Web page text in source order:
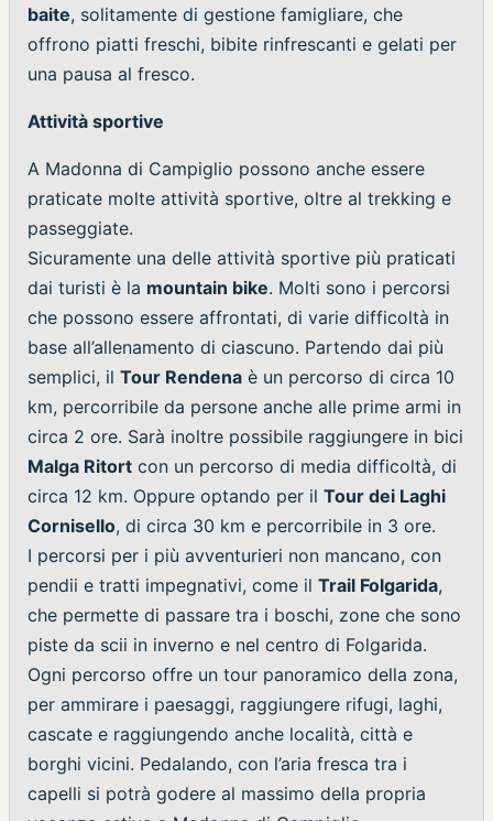
baite, solitamente di gestione famigliare, che
offrono piatti freschi, bibite rinfrescanti e gelati per
una pausa al fresco.
Attività sportive
A Madonna di Campiglio possono anche essere
praticate molte attività sportive, oltre al trekking e
passeggiate.
Sicuramente una delle attività sportive più praticati
dai turisti è la mountain bike. Molti sono i percorsi
che possono essere affrontati, di varie difficoltà in
base all’allenamento di ciascuno. Partendo dai più
semplici, il Tour Rendena è un percorso di circa 10
km, percorribile da persone anche alle prime armi in
circa 2 ore. Sarà inoltre possibile raggiungere in bici
Malga Ritort con un percorso di media difficoltà, di
circa 12 km. Oppure optando per il Tour dei Laghi
Cornisello, di circa 30 km e percorribile in 3 ore.
I percorsi per i più avventurieri non mancano, con
pendii e tratti impegnativi, come il Trail Folgarida,
che permette di passare tra i boschi, zone che sono
piste da scii in inverno e nel centro di Folgarida.
Ogni percorso offre un tour panoramico della zona,
per ammirare i paesaggi, raggiungere rifugi, laghi,
cascate e raggiungendo anche località, città e
borghi vicini. Pedalando, con l’aria fresca tra i
capelli si potrà godere al massimo della propria